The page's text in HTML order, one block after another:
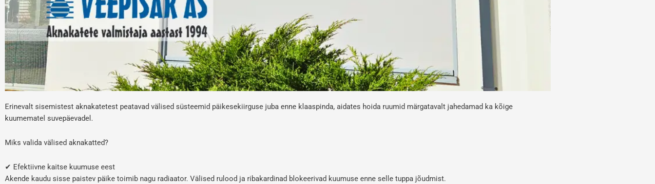
Erinevalt sisemistest aknakatetest peatavad välised süsteemid päikesekiirguse juba enne klaaspinda, aidates hoida ruumid märgatavalt jahedamad ka kõige
kuumematel suvepäevadel.
Miks valida välised aknakatted?
✔ Efektiivne kaitse kuumuse eest
Akende kaudu sisse paistev päike toimib nagu radiaator. Välised rulood ja ribakardinad blokeerivad kuumuse enne selle tuppa jõudmist.